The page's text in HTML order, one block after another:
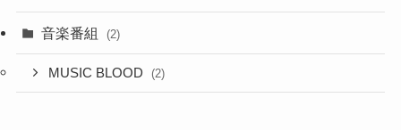
音楽番組 (2)
MUSIC BLOOD (2)